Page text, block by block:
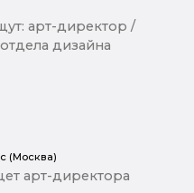
арт-директор /
дизайна
(Москва)
арт-директора